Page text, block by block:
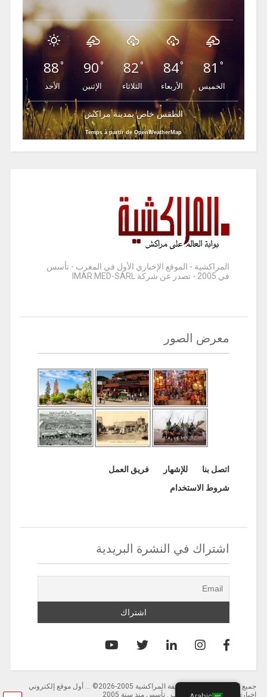
88°
الأحد
90°
الإثنين
82°
الثلاثاء
84°
الأربعاء
81 °
الخميس
الطقس خاص بمدينة مراكش
Temps à partir de OpenWeatherMap
المراكشية - الموقع الإخباري الأول في المغرب - تأسس
في 2005 - تصدر عن شركة IMAR MED-SARL
معرض الصور
اتصل بنا للإشهار
فريق العمل
شروط الاستخدام
اشتراك في النشرة البريدية
جميع الحقوق محفوظة لصحيفة المراكشية 2005-2026© … أول موقع إلكتروني
إخباري باللغة العربية بالمغرب . تأسس منذ سنة 2005